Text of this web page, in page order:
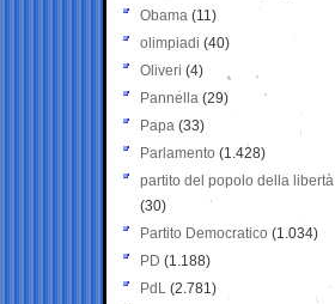
Obama (11)
olimpiadi (40)
Oliveri (4)
Pannella (29)
Papa (33)
Parlamento (1.428)
partito del popolo della libertà
(30)
Partito Democratico (1.034)
PD (1.188)
PdL (2.781)